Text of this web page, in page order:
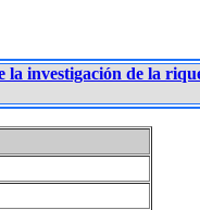
la investigación de la